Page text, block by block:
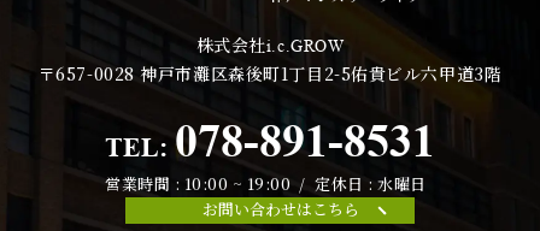
株式会社i.c.GROW
〒657-0028神戸市灘区森後町1丁目2-5佑貴ビル六甲道3階
TEL: 078-891-8531
営業時間 : 10:00 ~ 19:00 / 定休日 : 水曜日
お問い合わせはこちら